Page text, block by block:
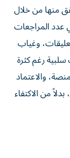
منها من خلال
عدد المراجعات
وغياب
رغم كثرة
والاعتماد
من الاكتفاء